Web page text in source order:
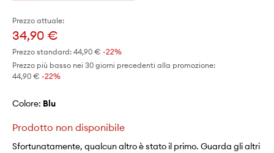
Prezzo attuale:
34,90 €
Prezzo standard: 44,90 € -22%
Prezzo più basso nei 30 giorni precedenti alla promozione:
44,90 € -22%
Colore: blu
Prodotto non disponibile
Sfortunatamente, qualcun altro è stato il primo. Guarda gli altri